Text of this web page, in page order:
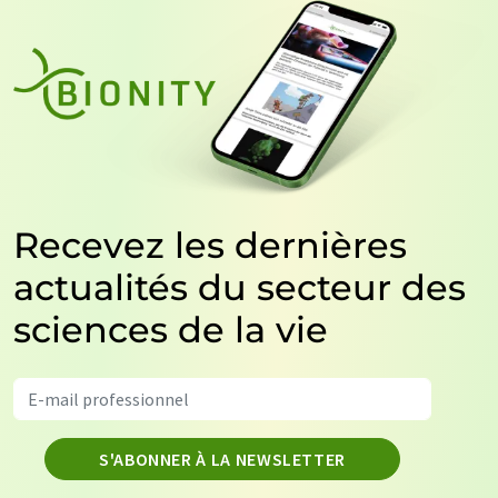
Recevez les dernières
actualités du secteur des
sciences de la vie
S'ABONNER À LA NEWSLETTER